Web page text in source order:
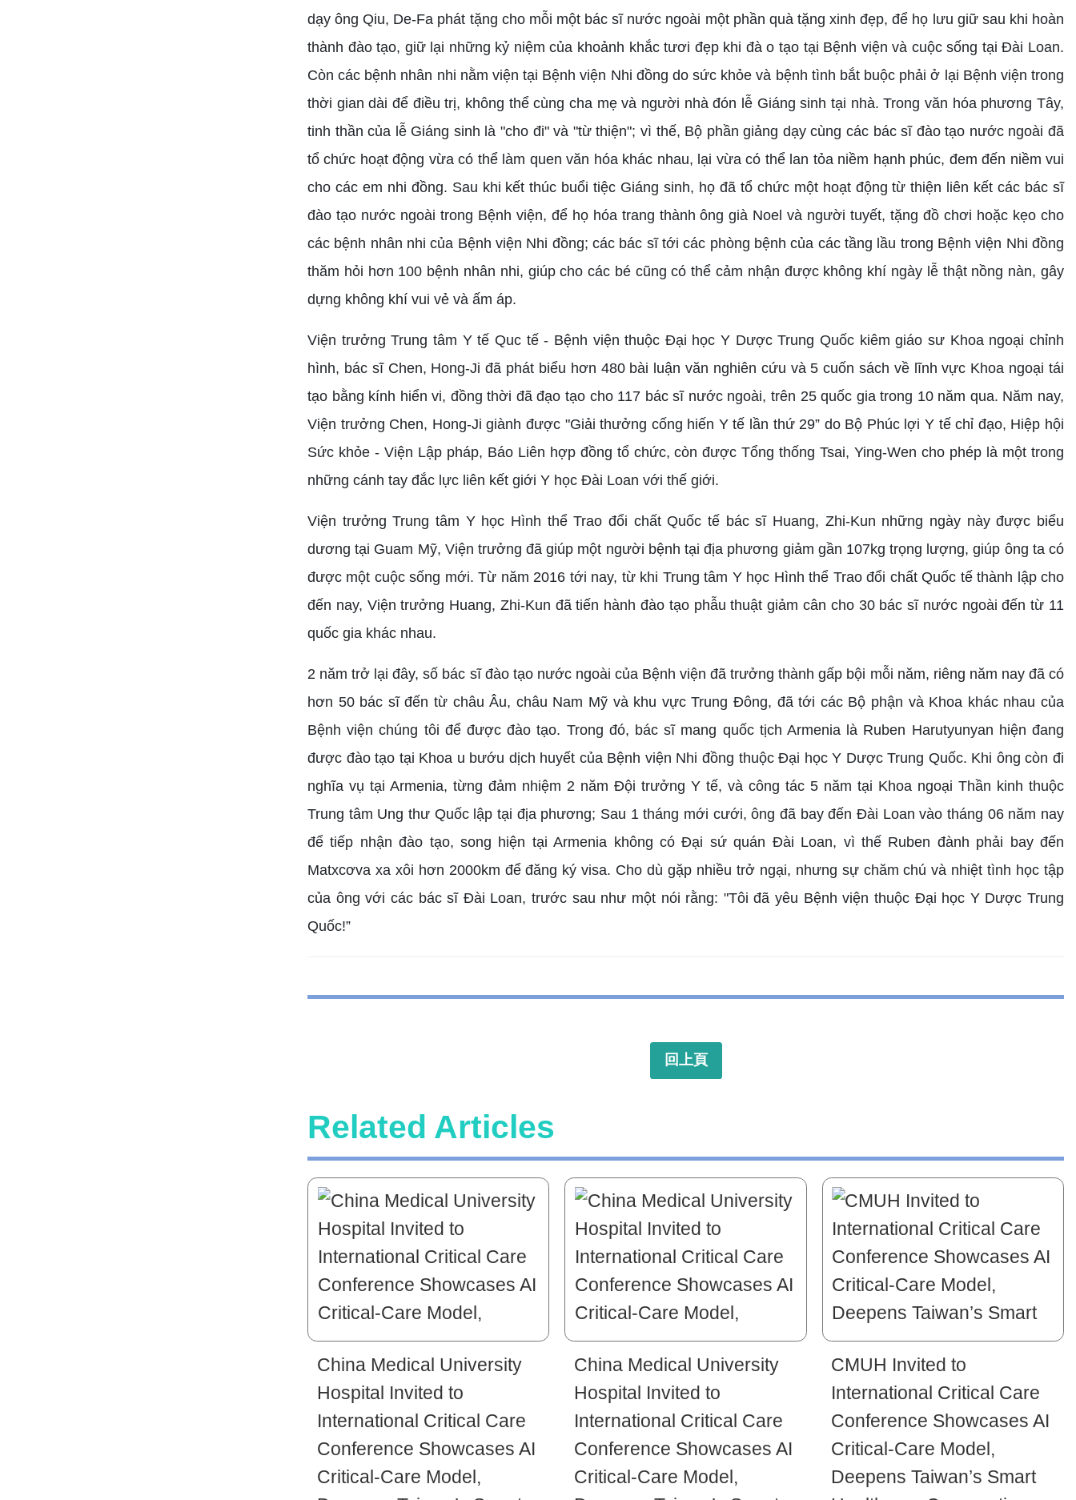
dạy ông Qiu, De-Fa phát tặng cho mỗi một bác sĩ nước ngoài một phần quà tặng xinh đẹp, để họ lưu giữ sau khi hoàn
thành đào tạo, giữ lại những kỷ niệm của khoảnh khắc tươi đẹp khi đà o tạo tại Bệnh viện và cuộc sống tại Đài Loan.
Còn các bệnh nhân nhi nằm viện tại Bệnh viện Nhi đồng do sức khỏe và bệnh tình bắt buộc phải ở lại Bệnh viện trong
thời gian dài để điều trị, không thể cùng cha mẹ và người nhà đón lễ Giáng sinh tại nhà. Trong văn hóa phương Tây,
tinh thần của lễ Giáng sinh là "cho đi" và "từ thiện"; vì thế, Bộ phần giảng dạy cùng các bác sĩ đào tạo nước ngoài đã
tổ chức hoạt động vừa có thể làm quen văn hóa khác nhau, lại vừa có thể lan tỏa niềm hạnh phúc, đem đến niềm vui
cho các em nhi đồng. Sau khi kết thúc buổi tiệc Giáng sinh, họ đã tổ chức một hoạt động từ thiện liên kết các bác sĩ
đào tạo nước ngoài trong Bệnh viện, để họ hóa trang thành ông già Noel và người tuyết, tặng đồ chơi hoặc kẹo cho
các bệnh nhân nhi của Bệnh viện Nhi đồng; các bác sĩ tới các phòng bệnh của các tầng lầu trong Bệnh viện Nhi đồng
thăm hỏi hơn 100 bệnh nhân nhi, giúp cho các bé cũng có thể cảm nhận được không khí ngày lễ thật nồng nàn, gây
dựng không khí vui vẻ và ấm áp.
Viện trưởng Trung tâm Y tế Quc tế - Bệnh viện thuộc Đại học Y Dược Trung Quốc kiêm giáo sư Khoa ngoại chỉnh
hình, bác sĩ Chen, Hong-Ji đã phát biểu hơn 480 bài luận văn nghiên cứu và 5 cuốn sách về lĩnh vực Khoa ngoại tái
tạo bằng kính hiển vi, đồng thời đã đạo tạo cho 117 bác sĩ nước ngoài, trên 25 quốc gia trong 10 năm qua. Năm nay,
Viện trưởng Chen, Hong-Ji giành được "Giải thưởng cống hiến Y tế lần thứ 29” do Bộ Phúc lợi Y tế chỉ đạo, Hiệp hội
Sức khỏe - Viện Lập pháp, Báo Liên hợp đồng tổ chức, còn được Tổng thống Tsai, Ying-Wen cho phép là một trong
những cánh tay đắc lực liên kết giới Y học Đài Loan với thế giới.
Viện trưởng Trung tâm Y học Hình thể Trao đổi chất Quốc tế bác sĩ Huang, Zhi-Kun những ngày này được biểu
dương tại Guam Mỹ, Viện trưởng đã giúp một người bệnh tại địa phương giảm gần 107kg trọng lượng, giúp ông ta có
được một cuộc sống mới. Từ năm 2016 tới nay, từ khi Trung tâm Y học Hình thể Trao đổi chất Quốc tế thành lập cho
đến nay, Viện trưởng Huang, Zhi-Kun đã tiến hành đào tạo phẫu thuật giảm cân cho 30 bác sĩ nước ngoài đến từ 11
quốc gia khác nhau.
2 năm trở lại đây, số bác sĩ đào tạo nước ngoài của Bệnh viện đã trưởng thành gấp bội mỗi năm, riêng năm nay đã có
hơn 50 bác sĩ đến từ châu Âu, châu Nam Mỹ và khu vực Trung Đông, đã tới các Bộ phận và Khoa khác nhau của
Bệnh viện chúng tôi để được đào tạo. Trong đó, bác sĩ mang quốc tịch Armenia là Ruben Harutyunyan hiện đang
được đào tạo tại Khoa u bướu dịch huyết của Bệnh viện Nhi đồng thuộc Đại học Y Dược Trung Quốc. Khi ông còn đi
nghĩa vụ tại Armenia, từng đảm nhiệm 2 năm Đội trưởng Y tế, và công tác 5 năm tại Khoa ngoại Thần kinh thuộc
Trung tâm Ung thư Quốc lập tại địa phương; Sau 1 tháng mới cưới, ông đã bay đến Đài Loan vào tháng 06 năm nay
để tiếp nhận đào tạo, song hiện tại Armenia không có Đại sứ quán Đài Loan, vì thế Ruben đành phải bay đến
Matxcơva xa xôi hơn 2000km để đăng ký visa. Cho dù gặp nhiều trở ngại, nhưng sự chăm chú và nhiệt tình học tập
của ông với các bác sĩ Đài Loan, trước sau như một nói rằng: "Tôi đã yêu Bệnh viện thuộc Đại học Y Dược Trung
Quốc!”
回上頁
Related Articles
China Medical University
Hospital Invited to
International Critical Care
Conference Showcases AI
Critical-Care Model,
China Medical University
Hospital Invited to
International Critical Care
Conference Showcases AI
Critical-Care Model,
CMUH Invited to
International Critical Care
Conference Showcases AI
Critical-Care Model,
Deepens Taiwan’s Smart